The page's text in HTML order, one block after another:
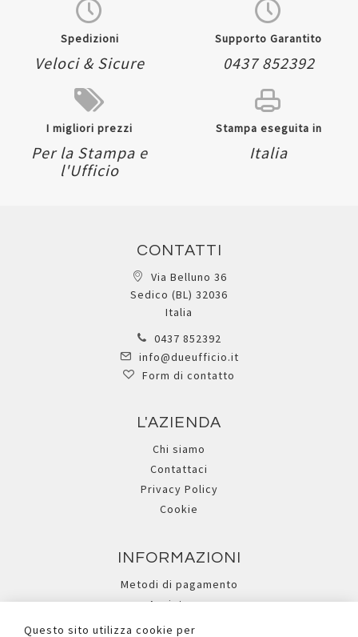
Spedizioni
Veloci & Sicure
Supporto Garantito
0437 852392
I migliori prezzi
Per la Stampa e
l'Ufficio
Stampa eseguita in
Italia
CONTATTI
Via Belluno 36
Sedico (BL) 32036
Italia
0437 852392
info@dueufficio.it
Form di contatto
L'AZIENDA
Chi siamo
Contattaci
Privacy Policy
Cookie
INFORMAZIONI
Metodi di pagamento
Assistenza
Ricerca avanzata
Questo sito utilizza cookie per